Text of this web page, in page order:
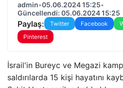
admin•05.06.2024 15:25•
Güncellendi: 05.06.2024 15:25
Paylaş: Twitter Facebook
Pinterest
İsrail'in Bureyc ve Megazi
saldırılarda 15 kişi hayatını